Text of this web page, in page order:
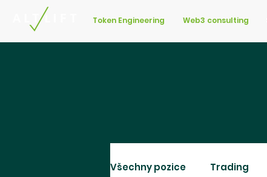
Token Engineering Web3 consulting
Všechny pozice Trading